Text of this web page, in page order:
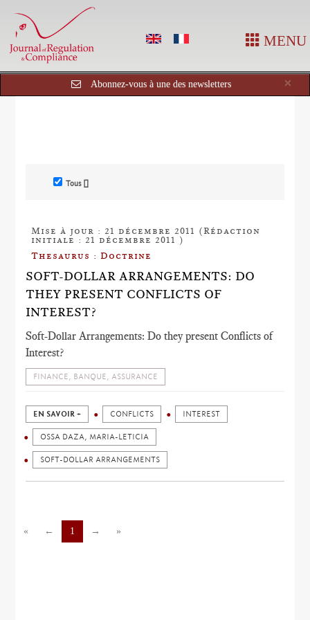
MENU
×
Abonnez-vous à une des newsletters
Tous []
Mise à jour : 21 décembre 2011 (Rédaction
initiale : 21 décembre 2011 )
Thesaurus : Doctrine
SOFT-DOLLAR ARRANGEMENTS: DO
THEY PRESENT CONFLICTS OF
INTEREST?
Soft-Dollar Arrangements: Do they present Conflicts of
Interest?
FINANCE, BANQUE, ASSURANCE
EN SAVOIR + CONFLICTS INTEREST
OSSA DAZA, MARIA-LETICIA
SOFT-DOLLAR ARRANGEMENTS
« ← 1 → »